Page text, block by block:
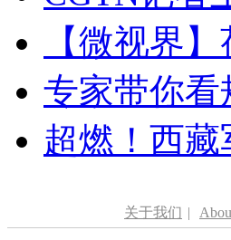
【微视界
专家带你看
超燃！西
关于我们 |